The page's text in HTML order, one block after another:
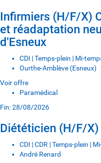
Infirmiers (H/F/X)
et réadaptation
d'Esneux
CDI | Temps-plein | Mi-
Ourthe-Amblève (Esneux)
Voir offre
Paramédical
Fin: 28/08/2026
Diététicien (H/F/X)
CDI | CDR | Temps-plein |
André Renard